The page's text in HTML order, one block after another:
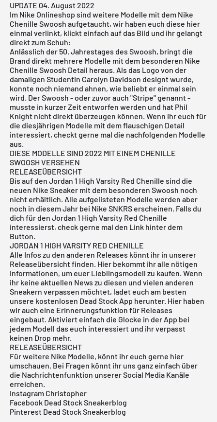
UPDATE 04. August 2022
Im Nike Onlineshop sind weitere Modelle mit dem Nike
Chenille Swoosh aufgetaucht, wir haben euch diese hier
einmal verlinkt, klickt einfach auf das Bild und ihr gelangt
direkt zum Schuh:
Anlässlich der 50. Jahrestages des Swoosh, bringt die
Brand direkt mehrere Modelle mit dem besonderen Nike
Chenille Swoosh Detail heraus. Als das Logo von der
damaligen Studentin Carolyn Davidson designt wurde,
konnte noch niemand ahnen, wie beliebt er einmal sein
wird. Der Swoosh - oder zuvor auch "Stripe" genannt -
musste in kurzer Zeit entworfen werden und hat Phil
Knight nicht direkt überzeugen können. Wenn ihr euch für
die diesjährigen Modelle mit dem flauschigen Detail
interessiert, checkt gerne mal die nachfolgenden Modelle
aus.
DIESE MODELLE SIND 2022 MIT EINEM CHENILLE
SWOOSH VERSEHEN
RELEASEÜBERSICHT
Bis auf den Jordan 1 High Varsity Red Chenille sind die
neuen Nike Sneaker mit dem besonderen Swoosh noch
nicht erhältlich. Alle aufgelisteten Modelle werden aber
noch in diesem Jahr bei Nike SNKRS erscheinen. Falls du
dich für den Jordan 1 High Varsity Red Chenille
interessierst, check gerne mal den Link hinter dem
Button.
JORDAN 1 HIGH VARSITY RED CHENILLE
Alle Infos zu den anderen Releases könnt ihr in unserer
Releaseübersichtfinden. Hier bekommt ihr alle nötigen
Informationen, um euer Lieblingsmodell zu kaufen. Wenn
ihr keine aktuellen News zu diesen und vielen anderen
Sneakern verpassen möchtet, ladet euch am besten
unsere kostenlosen Dead Stock App herunter. Hier haben
wir auch eine Erinnerungsfunktion für Releases
eingebaut. Aktiviert einfach die Glocke in der App bei
jedem Modell das euch interessiert und ihr verpasst
keinen Drop mehr.
RELEASEÜBERSICHT
Für weitere Nike Modelle, könnt ihr euch gerne hier
umschauen. Bei Fragen könnt ihr uns ganz einfach über
die Nachrichtenfunktion unserer Social Media Kanäle
erreichen.
Instagram Christopher
Facebook Dead Stock Sneakerblog
Pinterest Dead Stock Sneakerblog